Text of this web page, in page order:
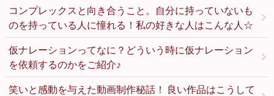
コンプレックスと向き合うこと。自分に持っていないも
のを持っている人に憧れる！私の好きな人はこんな人☆
仮ナレーションってなに？どういう時に仮ナレーション
を依頼するのかをご紹介♪
笑いと感動を与えた動画制作秘話！ 良い作品はこうして